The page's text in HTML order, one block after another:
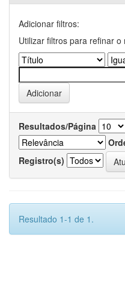
Adicionar filtros:
Utilizar filtros para refinar
Resultados/Página
Registro(s)
Resultado 1-1 de 1.